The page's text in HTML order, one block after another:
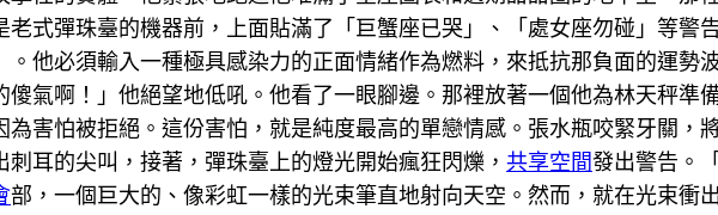
老式彈珠臺的機器前，上面貼滿了「巨蟹座已哭」、「處女座勿碰」等警
。他必須輸入一種極具感染力的正面情緒作為燃料，來抵抗那負面的運
傻氣啊！」他絕望地低吼。他看了一眼腳邊。那裡放著一個他為林天秤準
害怕被拒絕。這份害怕，就是純度最高的單戀情感。張水瓶咬緊牙關，
耳的尖叫，接著，彈珠臺上的燈光開始瘋狂閃爍， 共享空間發出警告。
部，一個巨大的、像彩虹一樣的光束筆直地射向天空。然而，就在光束衝